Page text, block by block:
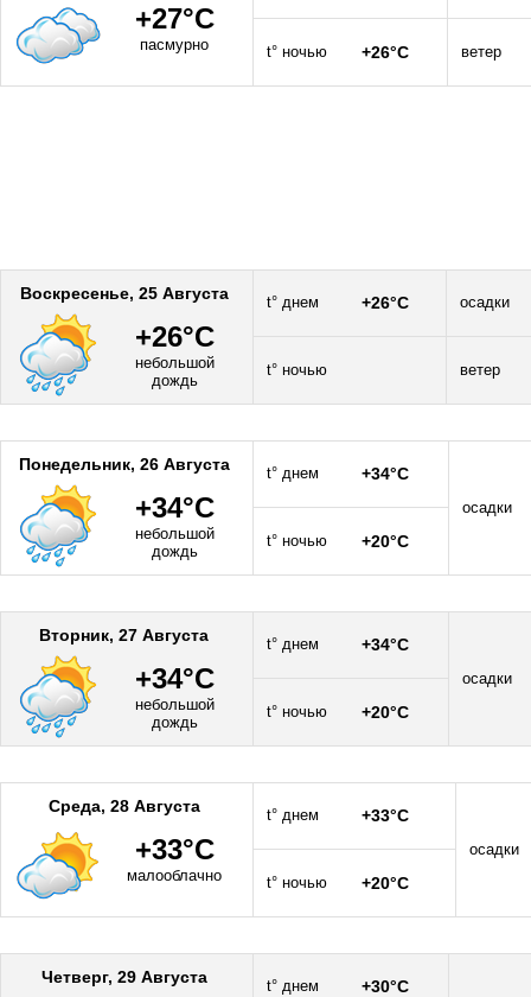
+27°C
пасмурно t° ночью +26°C ветер
Воскресенье, 25 Августа
+26°C
небольшой
дождь
t° днем +26°C осадки
t° ночью ветер
Понедельник, 26 Августа
+34°C
небольшой
дождь
t° днем +34°C
осадки
t° ночью
+20°C
Вторник, 27 Августа
+34°C
небольшой
дождь
t° днем +34°C
осадки
t° ночью
+20°C
Среда, 28 Августа
+33°C
малооблачно
t° днем +33°C
осадки
t° ночью
+20°C
Четверг, 29 Августа t° днем +30°C